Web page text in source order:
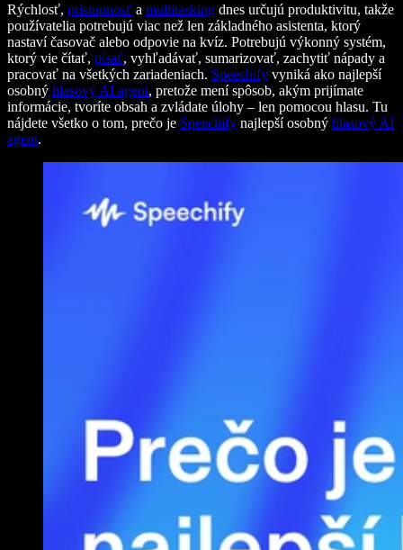
Rýchlosť, prístupnosť a multitasking dnes určujú produktivitu, takže
používatelia potrebujú viac než len základného asistenta, ktorý
nastaví časovač alebo odpovie na kvíz. Potrebujú výkonný systém,
ktorý vie čítať, písať, vyhľadávať, sumarizovať, zachytiť nápady a
pracovať na všetkých zariadeniach. Speechify vyniká ako najlepší
osobný hlasový AI agent, pretože mení spôsob, akým prijímate
informácie, tvoríte obsah a zvládate úlohy – len pomocou hlasu. Tu
nájdete všetko o tom, prečo je Speechify najlepší osobný hlasový AI
agent.